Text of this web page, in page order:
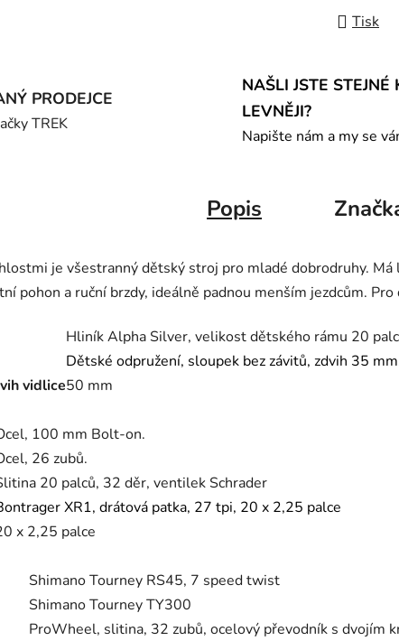
Tisk
PRODEJCE
TREK
NAŠLI JSTE STEJNÉ
LEVNĚJI?
Napište nám a my se
Popis
je všestranný dětský stroj pro mladé dobrodruhy.
pohon a ruční brzdy, ideálně padnou menším jezdcům.
Hliník Alpha Silver, velikost dětského rámu 20
Dětské odpružení, sloupek bez závitů, zdvih 35
vidlice50 mm
100 mm Bolt-on.
26 zubů.
20 palců, 32 děr, ventilek Schrader
XR1, drátová patka, 27 tpi, 20 x 2,25 palce
x 2,25 palce
Shimano Tourney RS45, 7 speed twist
Shimano Tourney TY300
ProWheel, slitina, 32 zubů, ocelový převodník s dvojím